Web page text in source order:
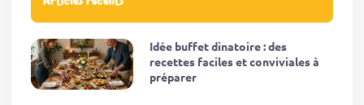
Idée buffet dinatoire : des
recettes faciles et conviviales à
préparer